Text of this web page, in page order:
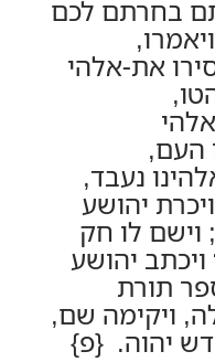
בחרתם לכם
את-אלהי
העם,
נעבד,
ויכרת יהושע
וישם לו חק
ויכתב יהושע
תורת
ויקימה שם,
יהוה. {פ}